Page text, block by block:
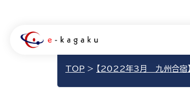
TOP > 【2022年3月 九州合宿】